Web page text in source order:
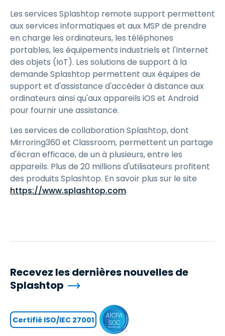
Les services Splashtop remote support permettent
aux services informatiques et aux MSP de prendre
en charge les ordinateurs, les téléphones
portables, les équipements industriels et l'Internet
des objets (IoT). Les solutions de support à la
demande Splashtop permettent aux équipes de
support et d'assistance d'accéder à distance aux
ordinateurs ainsi qu'aux appareils iOS et Android
pour fournir une assistance.
Les services de collaboration Splashtop, dont
Mirroring360 et Classroom, permettent un partage
d'écran efficace, de un à plusieurs, entre les
appareils. Plus de 20 millions d'utilisateurs profitent
des produits Splashtop. En savoir plus sur le site
https://www.splashtop.com.
Recevez les dernières nouvelles de
Splashtop
Certifié ISO/IEC 27001